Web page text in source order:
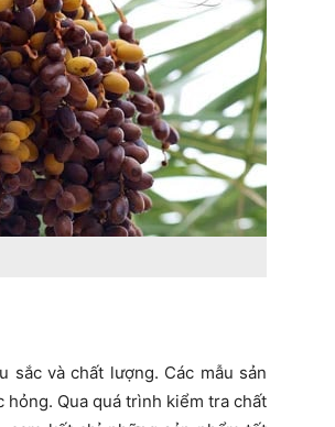
sắc và chất lượng. Các mẫu sản
Qua quá trình kiểm tra chất